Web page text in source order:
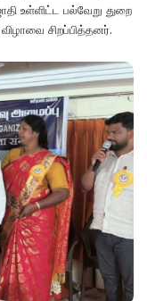
உள்ளிட்ட பல்வேறு துறை
சிறப்பித்தனர்.